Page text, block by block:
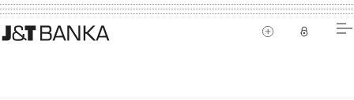
MONETA: ČNB SCHVÁLILA ZAHRNUTÍ ZISKU ZA PRVNÍ